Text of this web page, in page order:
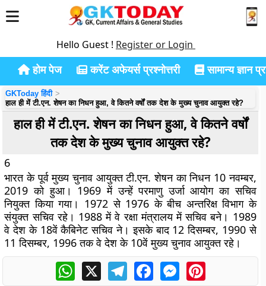
Hello Guest ! Register or Login
होम पेज करेंट अफेयर्स प्रश्नोत्तरी सामान्य ज्ञान
GKToday हिंदी
हाल ही में टी.एन. शेषन का निधन हुआ, वे कितने वर्षों तक देश के मुख्य चुनाव आयुक्त रहे?
हाल ही में टी.एन. शेषन का निधन हुआ, वे कितने वर्षों
तक देश के मुख्य चुनाव आयुक्त रहे?
6
भारत के पूर्व मुख्य चुनाव आयुक्त टी.एन. शेषन का निधन 10 नवम्बर,
2019 को हुआ। 1969 में उन्हें परमाणु उर्जा आयोग का सचिव
नियुक्त किया गया। 1972 से 1976 के बीच अन्तरिक्ष विभाग के
संयुक्त सचिव रहे। 1988 में वे रक्षा मंत्रालय में सचिव बने। 1989
वे देश के 18वें कैबिनेट सचिव ने। इसके बाद 12 दिसम्बर, 1990 से
11 दिसम्बर, 1996 तक वे देश के 10वें मुख्य चुनाव आयुक्त रहे।
WhatsApp
X TelegramFacebookMessengerPinterest